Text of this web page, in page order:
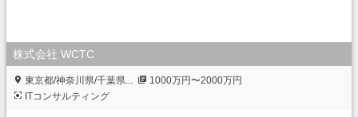
株式会社 WCTC
東京都/神奈川県/千葉県...
1000万円〜2000万円
ITコンサルティング